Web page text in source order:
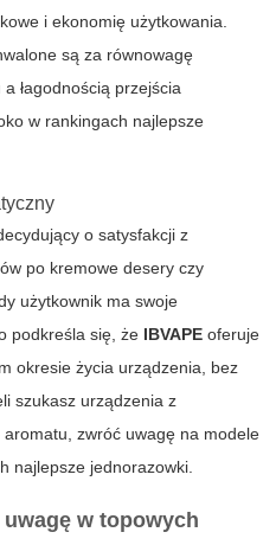
i ekonomię użytkowania.
są za równowagę
łagodnością przejścia
w rankingach najlepsze
o satysfakcji z
po kremowe desery czy
użytkownik ma swoje
podkreśla się, że IBVAPE oferuje
okresie życia urządzenia, bez
szukasz urządzenia z
zwróć uwagę na modele
najlepsze jednorazowki.
w topowych